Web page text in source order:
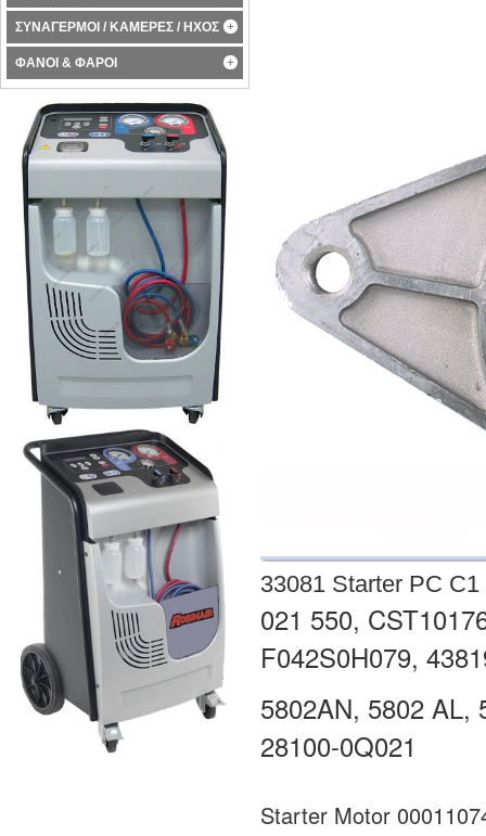
33081 Starter PC
021 550,
F042S0H079,
5802AN, 5802 AL,
28100-0Q021
ΣΥΝΑΓΕΡΜΟΙ / ΚΑΜΕΡΕΣ / ΗΧΟΣ
ΦΑΝΟΙ & ΦΑΡΟΙ